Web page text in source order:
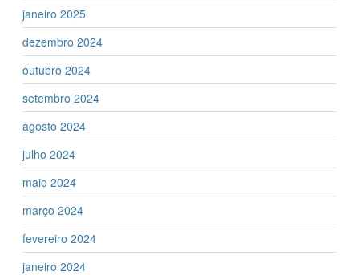
janeiro 2025
dezembro 2024
outubro 2024
setembro 2024
agosto 2024
julho 2024
maio 2024
março 2024
fevereiro 2024
janeiro 2024